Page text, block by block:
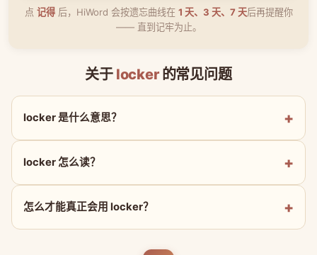
点 记得后，HiWord 会按遗忘曲线在 1 天、3 天、7 天后再提醒你
—— 直到记牢为止。
关于 locker的常见问题
locker 是什么意思？
locker 怎么读？
怎么才能真正会用 locker？